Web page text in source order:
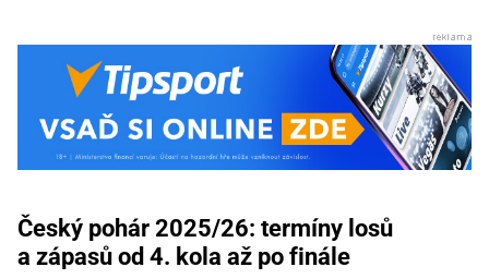
Český pohár 2025/26: termíny losů
a zápasů od 4. kola až po finále